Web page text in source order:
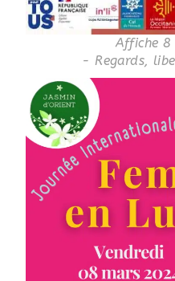
Affiche 8
- Regards,